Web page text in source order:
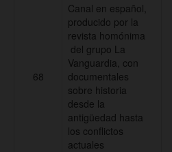
68
Canal en español,
producido por la
revista homónima
del grupo La
Vanguardia, con
documentales
sobre historia
desde la
antigüedad hasta
los conflictos
actuales